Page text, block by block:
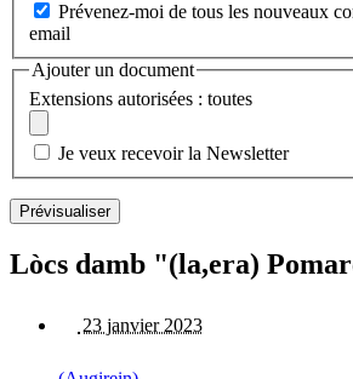
Prévenez-moi de tous les nouveaux
email
Ajouter un document
Extensions autorisées : toutes
Je veux recevoir la Newsletter
Lòcs damb "(la,era)
23 janvier 2023